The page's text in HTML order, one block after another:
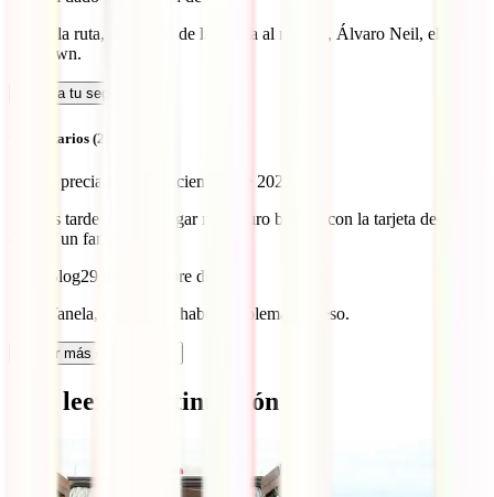
Desde la ruta, día 4.060 de la vuelta al mundo, Álvaro Neil, el
biciclown.
Calcula tu seguro
Comentarios (2)
Yanela preciado
28 de diciembre de 2021
Buenas tardes Puedo pagar mi seguro básico, con la tarjeta de
crédito un familiar
IATI Blog29 de diciembre de 2021
Hola Yanela, no debería haber problema con eso.
Cargar más comentarios
Qué leer a continuación